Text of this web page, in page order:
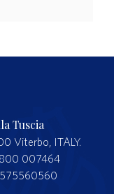
Tuscia
Viterbo, ITALY.
800 007464